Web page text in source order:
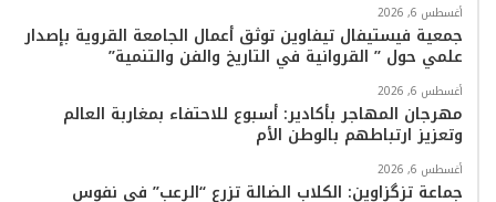
أغسطس 6, 2026
جمعية فيستيفال تيفاوين توثق أعمال الجامعة القروية بإصدار
علمي حول ” القروانية في التاريخ والفن والتنمية”
أغسطس 6, 2026
مهرجان المهاجر بأكادير: أسبوع للاحتفاء بمغاربة العالم
وتعزيز ارتباطهم بالوطن الأم
أغسطس 6, 2026
جماعة تزگزاوين: الكلاب الضالة تزرع “الرعب” في نفوس